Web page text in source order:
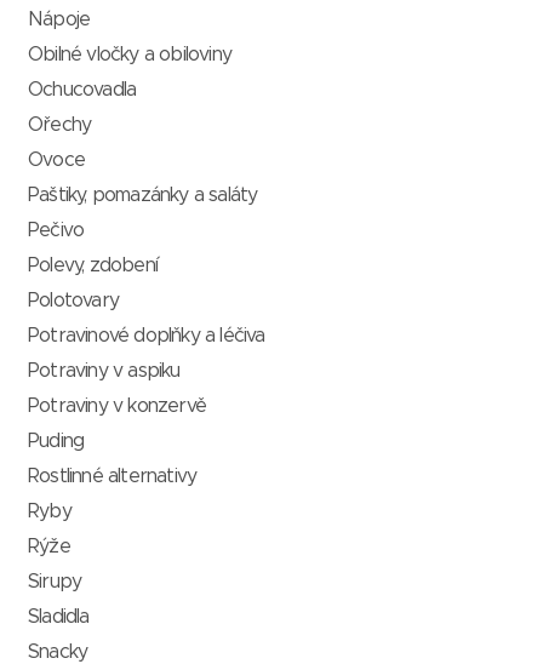
Nápoje
Obilné vločky a obiloviny
Ochucovadla
Ořechy
Ovoce
Paštiky, pomazánky a saláty
Pečivo
Polevy, zdobení
Polotovary
Potravinové doplňky a léčiva
Potraviny v aspiku
Potraviny v konzervě
Puding
Rostlinné alternativy
Ryby
Rýže
Sirupy
Sladidla
Snacky